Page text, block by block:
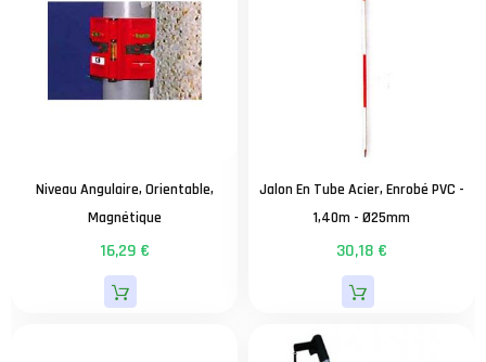
Niveau Angulaire, Orientable,
Magnétique
16,29 €
Jalon En Tube Acier, Enrobé PVC -
1,40m - Ø25mm
30,18 €